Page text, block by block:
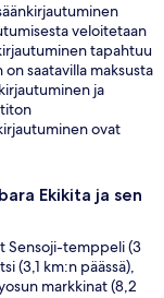
veloitetaan
tapahtuu
saatavilla maksusta
ja
ovat
Ekikita ja sen
Sensoji-temppeli (3
(3,1 km:n päässä),
markkinat (8,2